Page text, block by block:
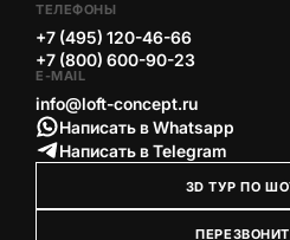
ТЕЛЕФОНЫ
+7 (495) 120-46-66
+7 (800) 600-90-23
E-MAIL
info@loft-concept.ru
Написать в Whatsapp
Написать в Telegram
3D ТУР ПО